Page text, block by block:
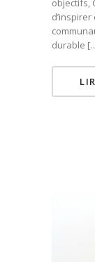
objectifs,
durable